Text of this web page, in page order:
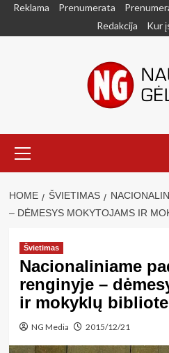
SkipReklama Prenumerata
Redakcija
Kur
Menu
HOME ŠVIETIMAS
– DĖMESYS MOKYTOJAMS IR
Švietimas
Nacionaliniame
renginyje –
ir mokyklų
NG Media 2015/12/21